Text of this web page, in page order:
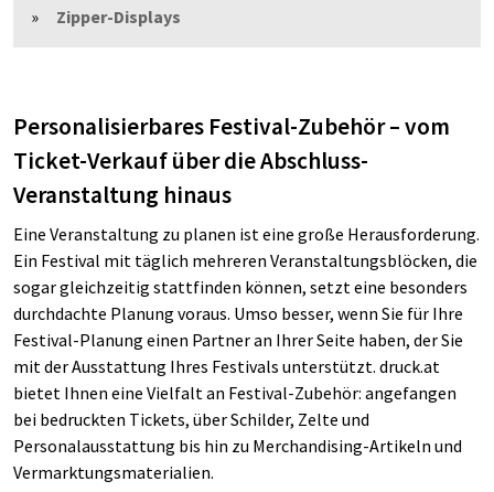
Zipper-Displays
Personalisierbares Festival-Zubehör – vom
Ticket-Verkauf über die Abschluss-
Veranstaltung hinaus
Eine Veranstaltung zu planen ist eine große Herausforderung.
Ein Festival mit täglich mehreren Veranstaltungsblöcken, die
sogar gleichzeitig stattfinden können, setzt eine besonders
durchdachte Planung voraus. Umso besser, wenn Sie für Ihre
Festival-Planung einen Partner an Ihrer Seite haben, der Sie
mit der Ausstattung Ihres Festivals unterstützt. druck.at
bietet Ihnen eine Vielfalt an Festival-Zubehör: angefangen
bei bedruckten Tickets, über Schilder, Zelte und
Personalausstattung bis hin zu Merchandising-Artikeln und
Vermarktungsmaterialien.